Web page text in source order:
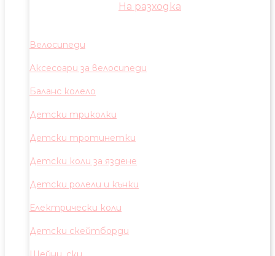
На разходка
Велосипеди
Аксесоари за велосипеди
Баланс колело
Детски триколки
Детски тротинетки
Детски коли за яздене
Детски ролели и кънки
Електрически коли
Детски скейтборди